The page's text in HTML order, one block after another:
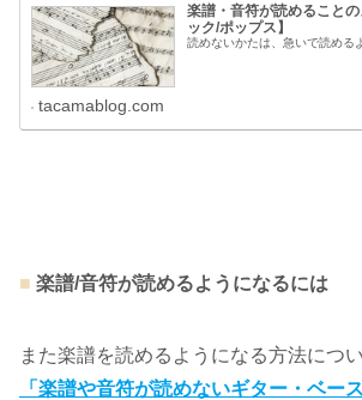
楽譜・音符が読めること
ック/ポップス】
読めないかたは、急いで読める
tacamablog.com
■ 楽譜/音符が読めるようになるには
また楽譜を読めるようになる方法につい
「楽譜や音符が読めないギター・ベー